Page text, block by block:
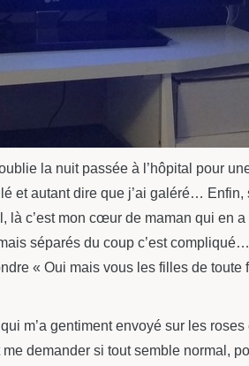
la nuit passée à l’hôpital pour
et autant dire que j’ai galéré… Enfin,
c’est mon cœur de maman qui en
séparés du coup c’est
« Oui mais vous les filles de
m’a gentiment envoyé sur les
demander si tout semble normal,